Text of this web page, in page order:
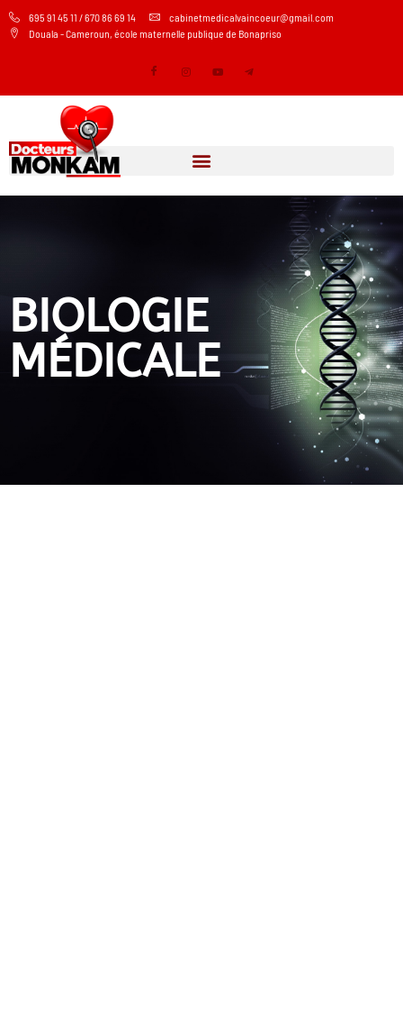
695 91 45 11 / 670 86 69 14
cabinetmedicalvaincoeur@gmail.com
Douala - Cameroun, école maternelle publique de Bonapriso
BIOLOGIE
MÉDICALE